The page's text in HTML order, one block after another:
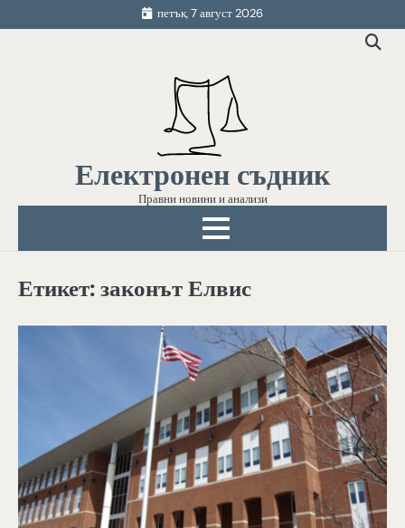
to
петък, 7 август 2026
Електронен съдник
Правни новини и анализи
Етикет:законът Елвис